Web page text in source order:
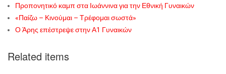
Προπονητικό καμπ στα Ιωάννινα για την Εθνική Γυναικών
«Παίζω – Κινούμαι – Τρέφομαι σωστά»
Ο Άρης επέστρεψε στην Α1 Γυναικών
Related items